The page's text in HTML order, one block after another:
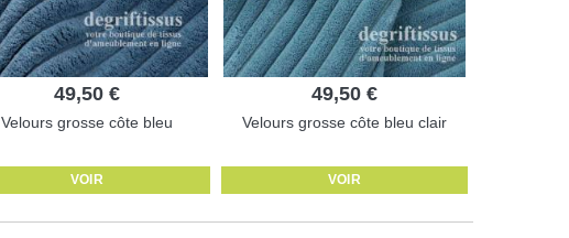
49,50 €
Velours grosse côte bleu
VOIR
49,50 €
Velours grosse côte bleu clair
VOIR